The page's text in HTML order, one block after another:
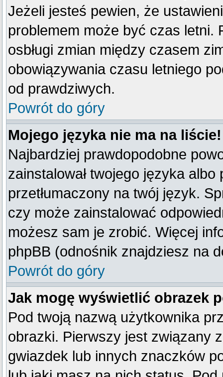
Jeżeli jesteś pewien, że
problemem może być czas letni.
osbługi zmian między czasem
obowiązywania czasu letniego
od prawdziwych.
Powrót do góry
Mojego języka nie ma na liście!
Najbardziej prawdopodobne
zainstalował twojego języka
przetłumaczony na twój język.
czy może zainstalować
możesz sam je zrobić. Więcej
phpBB (odnośnik znajdziesz na
Powrót do góry
Jak mogę wyświetlić obrazek
Pod twoją nazwą użytkownika
obrazki. Pierwszy jest związany
gwiazdek lub innych znaczków